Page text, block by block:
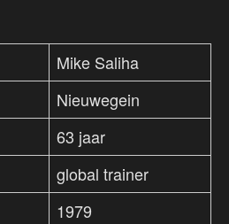
Mike Saliha
Nieuwegein
63 jaar
global trainer
1979